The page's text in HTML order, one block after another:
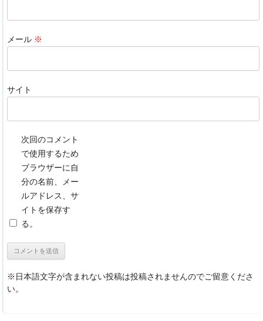
メール ※
サイト
次回のコメント
で使用するため
ブラウザーに自
分の名前、メー
ルアドレス、サ
イトを保存す
る。
※日本語文字が含まれない投稿は投稿されませんのでご留意くださ
い。